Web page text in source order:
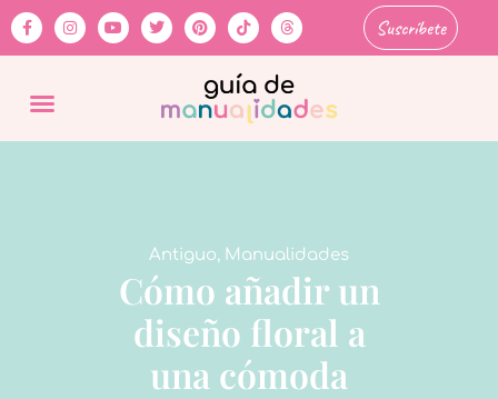
Suscríbete
Antiguo, Manualidades
Cómo añadir un
diseño floral a
una cómoda